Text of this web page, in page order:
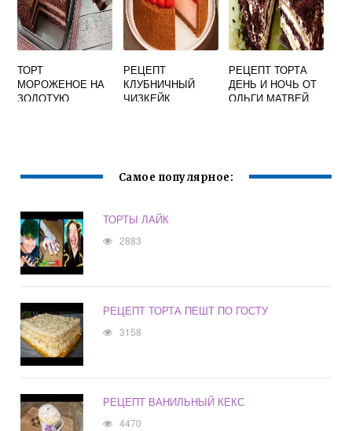
ТОРТ
МОРОЖЕНОЕ НА
ЗОЛОТУЮ
РЕЦЕПТ
КЛУБНИЧНЫЙ
ЧИЗКЕЙК
РЕЦЕПТ ТОРТА
ДЕНЬ И НОЧЬ ОТ
ОЛЬГИ МАТВЕЙ
Самое популярное:
ТОРТЫ ЛАЙК
2883
РЕЦЕПТ ТОРТА ПЕШТ ПО ГОСТУ
3158
РЕЦЕПТ ВАНИЛЬНЫЙ КЕКС
4470